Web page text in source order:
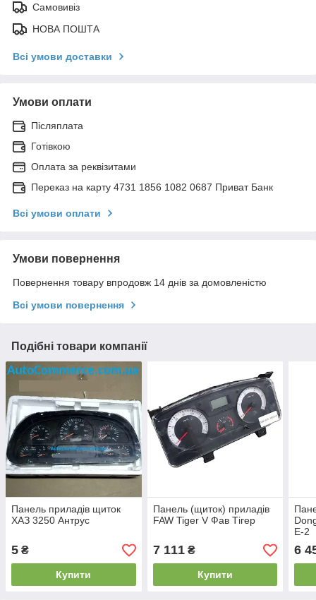
Самовивіз
НОВА ПОШТА
Всі умови доставки
Умови оплати
Післяплата
Готівкою
Оплата за реквізитами
Переказ на карту 4731 1856 1082 0687 Приват Банк
Всі умови оплати
Умови повернення
Повернення товару впродовж 14 днів за домовленістю
Всі умови повернення
Подібні товари компанії
Панель приладів щиток
ХАЗ 3250 Антрус
5 ₴
Купити
Панель (щиток) приладів
FAW Tiger V Фав Тігер
7 111₴
Купити
Е-2
6